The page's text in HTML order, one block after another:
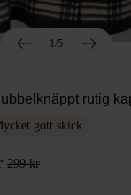
1/5
rutig
gott skick
299 kr